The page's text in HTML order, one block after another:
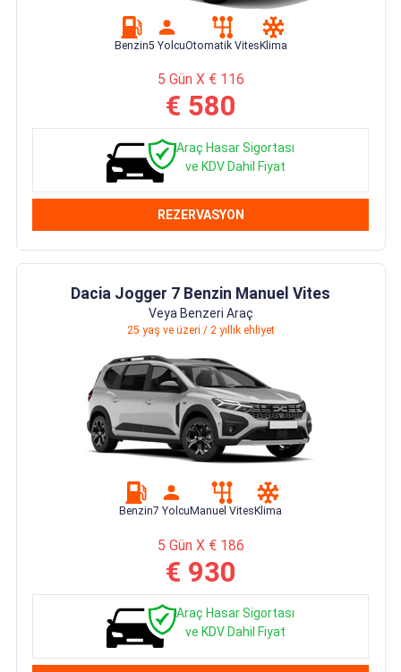
Benzin5 YolcuOtomatik VitesKlima
5 Gün X € 116
€ 580
Araç Hasar Sigortası
ve KDV Dahil Fiyat
REZERVASYON
Dacia Jogger 7 Benzin Manuel Vites
Veya Benzeri Araç
25 yaş ve üzeri / 2 yıllık ehliyet
Benzin7 Yolcu Manuel Vites Klima
5 Gün X € 186
€ 930
Araç Hasar Sigortası
ve KDV Dahil Fiyat